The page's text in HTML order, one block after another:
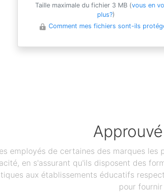
Taille maximale du fichier 3 MB (vous en
plus?)
Comment mes fichiers sont-ils
employés de certaines des marques
en s'assurant qu'ils disposent des
aux établissements éducatifs
pour